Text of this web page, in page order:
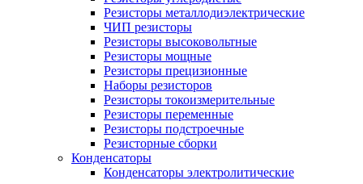
Резисторы металлодиэлектрические
ЧИП резисторы
Резисторы высоковольтные
Резисторы мощные
Резисторы прецизионные
Наборы резисторов
Резисторы токоизмерительные
Резисторы переменные
Резисторы подстроечные
Резисторные сборки
Конденсаторы
Конденсаторы электролитические